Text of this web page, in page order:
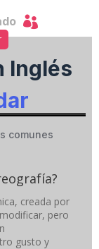

Inglés
comunes
creada por
pero
gusto y